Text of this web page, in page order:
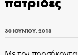
30 ΙΟΥΝΊΟΥ, 2018